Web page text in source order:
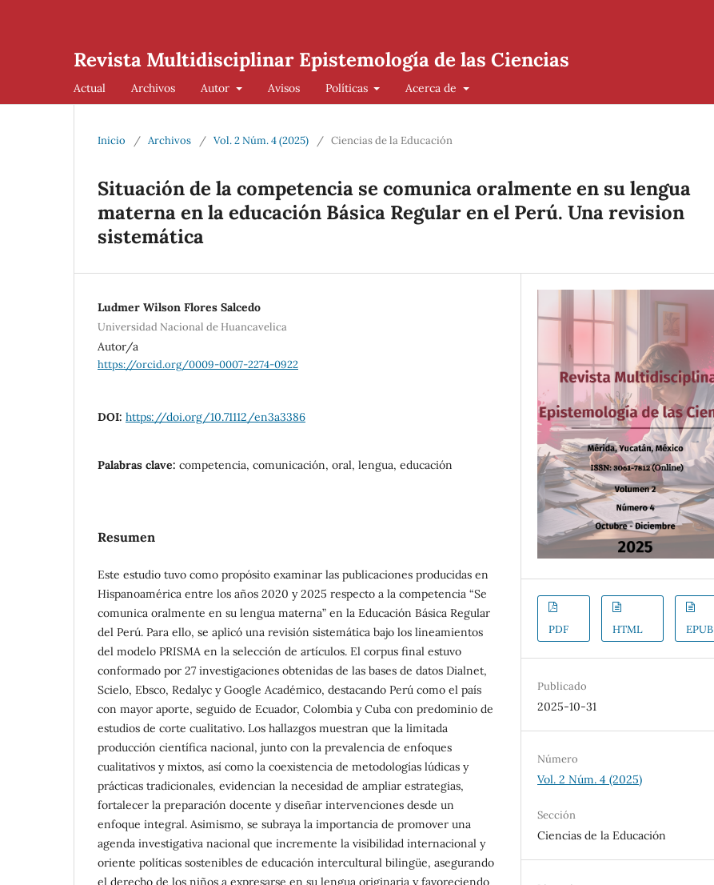
Revista Multidisciplinar Epistemología de las Ciencias
Actual Archivos Autor Avisos Políticas Acerca de
Inicio / Archivos / Vol. 2 Núm. 4 (2025) / Ciencias de la Educación
Situación de la competencia se comunica oralmente en su lengua
materna en la educación Básica Regular en el Perú. Una revision
sistemática
Ludmer Wilson Flores Salcedo
Universidad Nacional de Huancavelica
Autor/a
https://orcid.org/0009-0007-2274-0922
DOI: https://doi.org/10.71112/en3a3386
Palabras clave: competencia, comunicación, oral, lengua, educación
Resumen
Este estudio tuvo como propósito examinar las publicaciones producidas en
Hispanoamérica entre los años 2020 y 2025 respecto a la competencia “Se
comunica oralmente en su lengua materna” en la Educación Básica Regular
del Perú. Para ello, se aplicó una revisión sistemática bajo los lineamientos
del modelo PRISMA en la selección de artículos. El corpus final estuvo
conformado por 27 investigaciones obtenidas de las bases de datos Dialnet,
Scielo, Ebsco, Redalyc y Google Académico, destacando Perú como el país
con mayor aporte, seguido de Ecuador, Colombia y Cuba con predominio de
estudios de corte cualitativo. Los hallazgos muestran que la limitada
producción científica nacional, junto con la prevalencia de enfoques
cualitativos y mixtos, así como la coexistencia de metodologías lúdicas y
prácticas tradicionales, evidencian la necesidad de ampliar estrategias,
fortalecer la preparación docente y diseñar intervenciones desde un
enfoque integral. Asimismo, se subraya la importancia de promover una
agenda investigativa nacional que incremente la visibilidad internacional y
oriente políticas sostenibles de educación intercultural bilingüe, asegurando
el derecho de los niños a expresarse en su lengua originaria y favoreciendo
PDF HTML EPUB
Publicado
2025-10-31
Número
Vol. 2 Núm. 4 (2025)
Sección
Ciencias de la Educación